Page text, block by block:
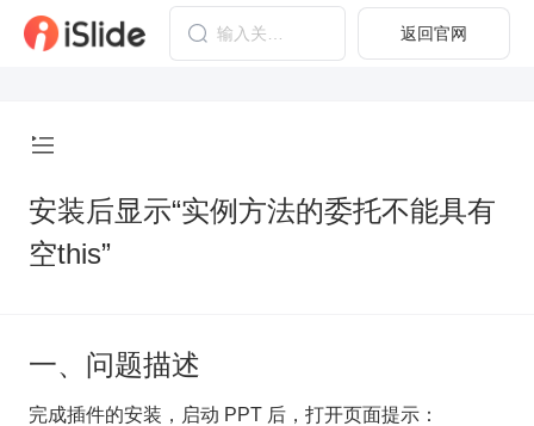
返回官网
安装后显示“实例方法的委托不能具有
空this”
一、问题描述
完成插件的安装，启动 PPT 后，打开页面提示：